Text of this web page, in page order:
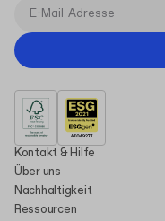
Kontakt & Hilfe
Über uns
Nachhaltigkeit
Ressourcen